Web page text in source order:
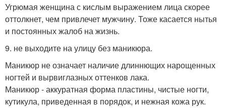
Угрюмая женщина с кислым выражением лица скорее
оттолкнет, чем привлечет мужчину. Тоже касается нытья
и постоянных жалоб на жизнь.
9. не выходите на улицу без маникюра.
Маникюр не означает наличие длиннющих нарощенных
ногтей и вырвиглазных оттенков лака.
Маникюр - аккуратная форма пластины, чистые ногти,
кутикула, приведенная в порядок, и нежная кожа рук.